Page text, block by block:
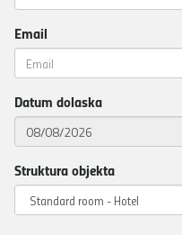
Email
Datum dolaska
Struktura objekta